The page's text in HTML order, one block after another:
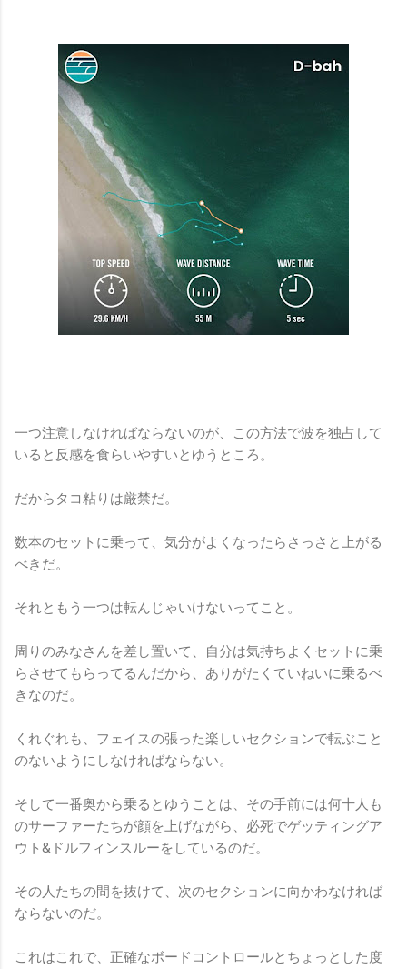
一つ注意しなければならないのが、この方法で波を独占して
いると反感を食らいやすいとゆうところ。
だからタコ粘りは厳禁だ。
数本のセットに乗って、気分がよくなったらさっさと上がる
べきだ。
それともう一つは転んじゃいけないってこと。
周りのみなさんを差し置いて、自分は気持ちよくセットに乗
らさせてもらってるんだから、ありがたくていねいに乗るべ
きなのだ。
くれぐれも、フェイスの張った楽しいセクションで転ぶこと
のないようにしなければならない。
そして一番奥から乗るとゆうことは、その手前には何十人も
のサーファーたちが顔を上げながら、必死でゲッティングア
ウト&ドルフィンスルーをしているのだ。
その人たちの間を抜けて、次のセクションに向かわなければ
ならないのだ。
これはこれで、正確なボードコントロールとちょっとした度